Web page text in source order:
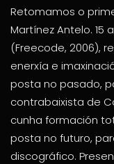
Retomamos o
Martínez Antelo. 15
(Freecode, 2006),
enerxía e
posta no pasado,
contrabaixista de
cunha formación
posta no futuro,
discográfico.